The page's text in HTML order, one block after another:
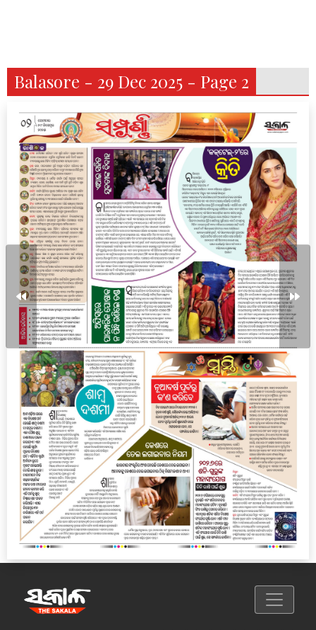
Balasore - 29 Dec 2025 - Page 2